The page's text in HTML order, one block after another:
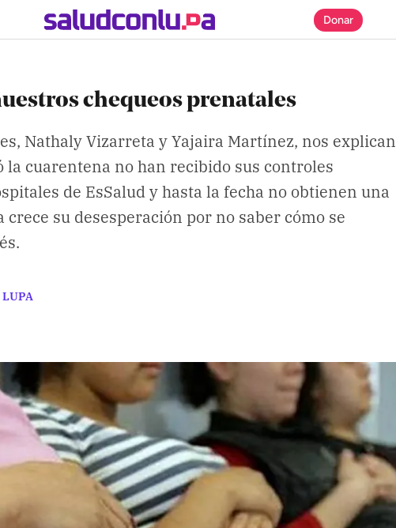
Donar
chequeos prenatales
Nathaly Vizarreta y Yajaira Martínez, nos explican
la cuarentena no han recibido sus controles
de EsSalud y hasta la fecha no obtienen una
su desesperación por no saber cómo se
LUPA